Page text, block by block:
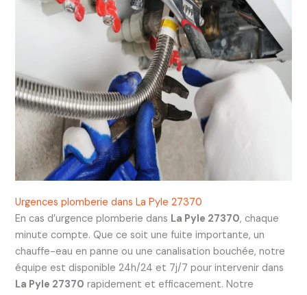
Urgences plomberie dans La Pyle 27370
En cas d’urgence plomberie dans La Pyle 27370, chaque
minute compte. Que ce soit une fuite importante, un
chauffe-eau en panne ou une canalisation bouchée, notre
équipe est disponible 24h/24 et 7j/7 pour intervenir dans
La Pyle 27370 rapidement et efficacement. Notre